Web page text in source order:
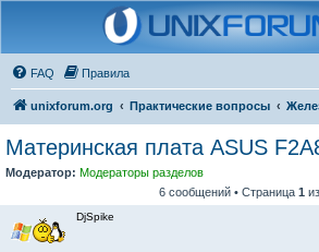
FAQ Правила
unixforum.org Практические вопросы
Материнская плата ASUS
Модератор: Модераторы разделов
6 сообщений • Страница 1 из
DjSpike